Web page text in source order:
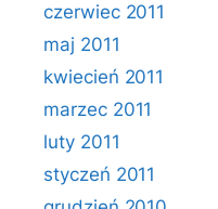
czerwiec 2011
maj 2011
kwiecień 2011
marzec 2011
luty 2011
styczeń 2011